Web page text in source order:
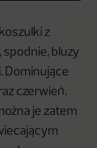
z
bluzy
Dominujące
czerwień.
je zatem